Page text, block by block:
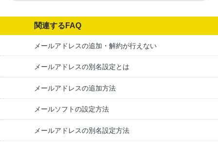
関連するFAQ
メールアドレスの追加・解約が行えない
メールアドレスの別名設定とは
メールアドレスの追加方法
メールソフトの設定方法
メールアドレスの別名設定方法